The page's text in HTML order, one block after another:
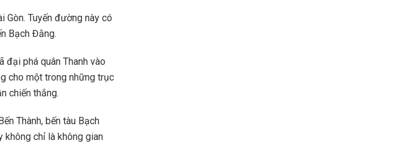
Gòn. Tuyến đường này có
Bạch Đằng.
đại phá quân Thanh vào
cho một trong những trục
chiến thắng.
Thành, bến tàu Bạch
không chỉ là không gian